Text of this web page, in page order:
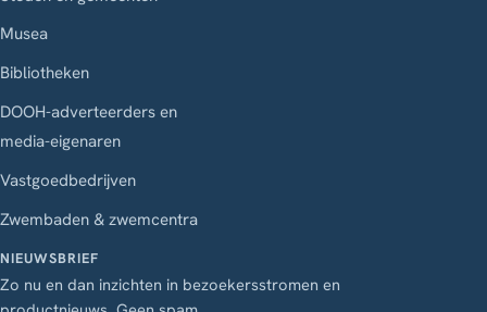
Musea
Bibliotheken
DOOH-adverteerders en
media-eigenaren
Vastgoedbedrijven
Zwembaden & zwemcentra
NIEUWSBRIEF
Zo nu en dan inzichten in bezoekersstromen en